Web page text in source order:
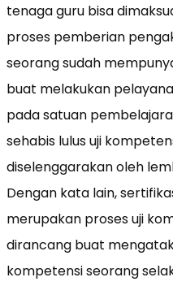
tenaga guru bisa
proses pemberian
seorang sudah
buat melakukan
pada satuan
sehabis lulus uji
diselenggarakan oleh
Dengan kata lain,
merupakan proses uji
dirancang buat
kompetensi seorang